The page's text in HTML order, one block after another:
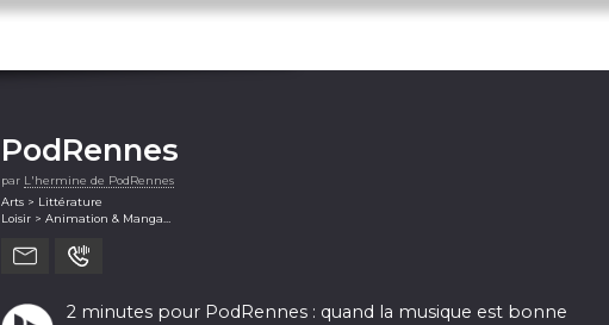
PodRennes
par L'hermine de PodRennes
Arts > Littérature
Loisir > Animation & Manga
Loisir > Jeux vidéos
Société et culture > Documentaire
2 minutes pour PodRennes : quand la musique est bonne